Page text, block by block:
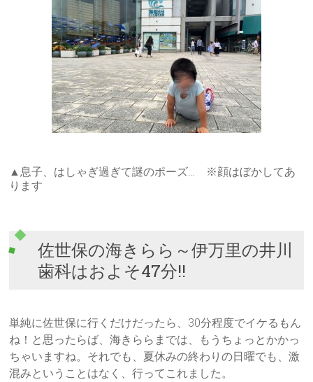
▲息子、はしゃぎ過ぎて謎のポーズ… ※顔はぼかしてあ
ります
佐世保の海きらら～伊万里の井川
歯科はおよそ47分!!
単純に佐世保に行くだけだったら、30分程度でイケるもん
ね！と思ったらば、海きららまでは、もうちょっとかかっ
ちゃいますね。それでも、夏休みの終わりの日曜でも、激
混みということはなく、行ってこれました。